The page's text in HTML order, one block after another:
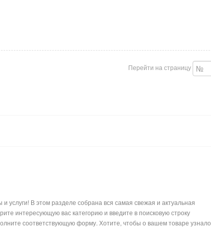
Перейти на страницу
услуги! В этом разделе собрана вся самая свежая и актуальная
интересующую вас категорию и введите в поисковую строку
соответствующую форму. Хотите, чтобы о вашем товаре узнало